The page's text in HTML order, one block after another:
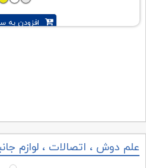
افزودن به
علم دوش ، اتصالات ، لوازم